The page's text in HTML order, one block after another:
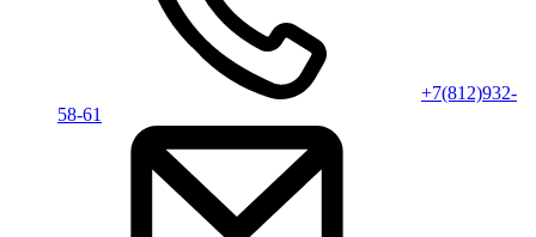
+7(812)932-
58-61